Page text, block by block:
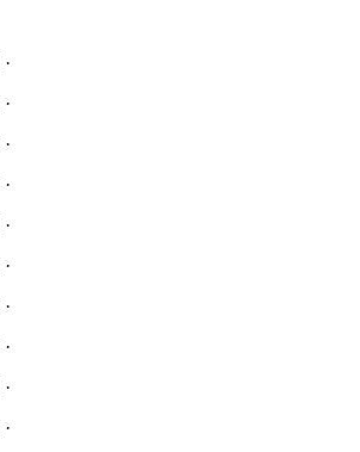
·
·
·
·
·
·
·
·
·
·